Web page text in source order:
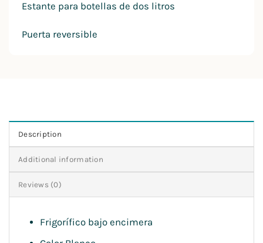
Estante para botellas de dos litros
Puerta reversible
Description
Additional information
Reviews (0)
Frigorífico bajo encimera